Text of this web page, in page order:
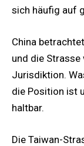
sich häufig auf
China
und die Strasse
Jurisdiktion.
die Position ist
haltbar.
Die Taiwan-